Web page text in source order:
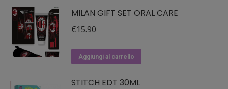
ha
Le
opzioni
possono
MILAN GIFT SET ORAL CARE
€15.90
Aggiungi al carrello
STITCH EDT 30ML